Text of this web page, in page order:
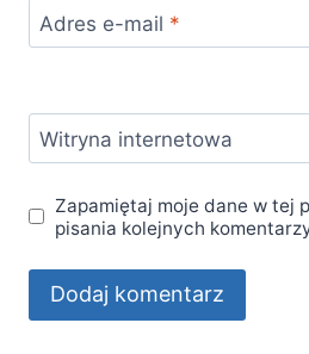
Adres e-mail *
Witryna internetowa
Zapamiętaj moje dane w tej
pisania kolejnych